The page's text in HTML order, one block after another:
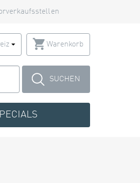
Warenkorb
SUCHEN